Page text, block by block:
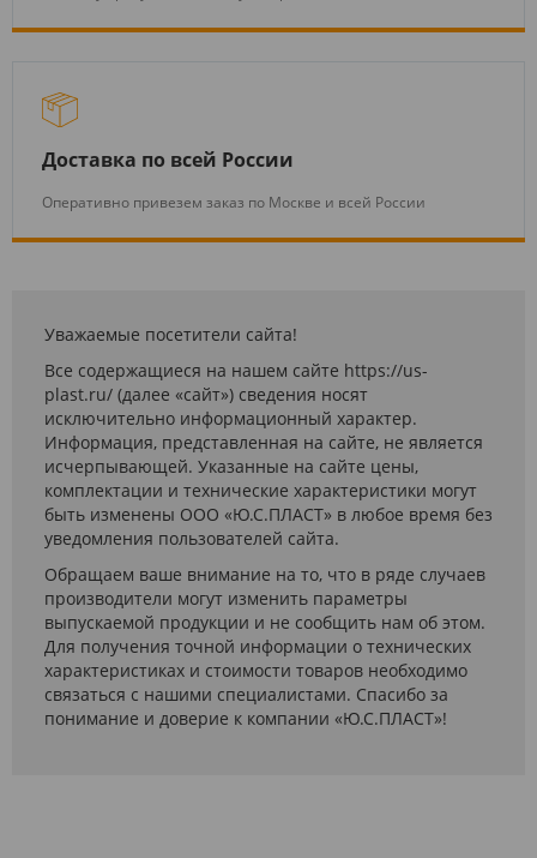
Доставка по всей России
Оперативно привезем заказ по Москве и всей России
Уважаемые посетители сайта!
Все содержащиеся на нашем сайте https://us-
plast.ru/ (далее «сайт») сведения носят
исключительно информационный характер.
Информация, представленная на сайте, не является
исчерпывающей. Указанные на сайте цены,
комплектации и технические характеристики могут
быть изменены ООО «Ю.С.ПЛАСТ» в любое время без
уведомления пользователей сайта.
Обращаем ваше внимание на то, что в ряде случаев
производители могут изменить параметры
выпускаемой продукции и не сообщить нам об этом.
Для получения точной информации о технических
характеристиках и стоимости товаров необходимо
связаться с нашими специалистами. Спасибо за
понимание и доверие к компании «Ю.С.ПЛАСТ»!